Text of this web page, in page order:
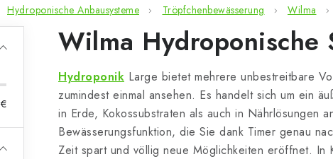
Hydroponische Anbausysteme Tröpfchenbewässerung Wilma
€
Wilma Hydroponische
Hydroponik Large bietet mehrere unbestreitbare
zumindest einmal ansehen. Es handelt sich um ein
in Erde, Kokossubstraten als auch in Nährlösungen
Bewässerungsfunktion, die Sie dank Timer genau
Zeit spart und völlig neue Möglichkeiten eröffnet. In